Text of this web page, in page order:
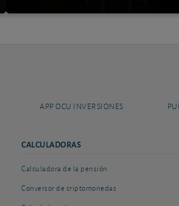
APP OCU INVERSIONES
CALCULADORAS
Calculadora de la pensión
Conversor de criptomonedas